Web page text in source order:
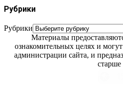
Рубрики
Рубрики
Материалы
ознакомительных целях и
администрации сайта, и
старше